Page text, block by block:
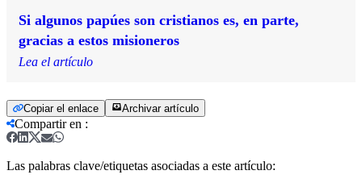
Si algunos papúes son cristianos es, en parte,
gracias a estos misioneros
Lea el artículo
Copiar el enlace Archivar artículo
Compartir en :
Las palabras clave/etiquetas asociadas a este artículo: